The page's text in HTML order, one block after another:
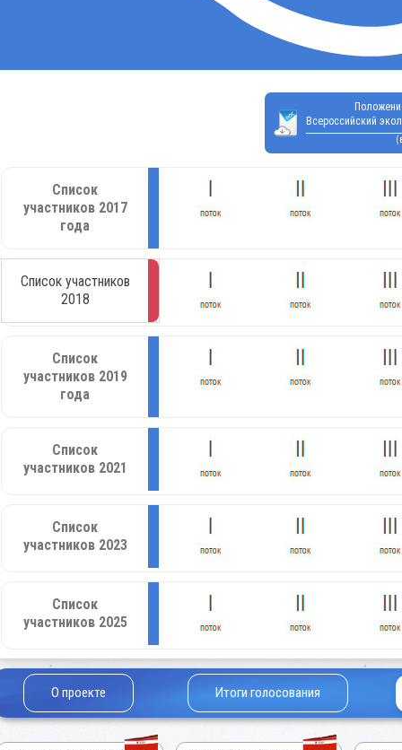
Всероссийский
Список
участников 2017
года
Список участников
2018
Список
участников 2019
года
Список
участников 2021
Список
участников 2023
Список
участников 2025
О проекте Итоги голосования